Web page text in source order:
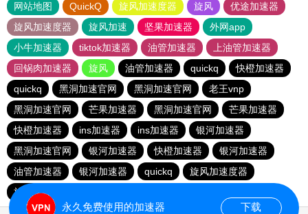
网站地图 QuickQ 旋风加速度器 旋风
优途加速器
旋风加速度器
旋风加速 坚果加速器
外网app
小牛加速器
tiktok加速器 油管加速器
上油管加速器
回锅肉加速器
旋风 油管加速器 quickq
快橙加速器
quickq
黑洞加速官网 黑洞加速官网
老王vnp
黑洞加速官网
芒果加速器 黑洞加速官网
芒果加速器
快橙加速器
ins加速器 ins加速器
银河加速器
黑洞加速官网
银河加速器 快橙加速器
银河加速器
油管加速器
银河加速器 quickq
旋风加速度器
旋风加速度器
永久免费使用的加速器 下载